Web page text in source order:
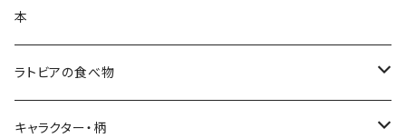
白樺ブローチ
BALTU ROTAS
ピアス
ラトビアのミトンピアス／イヤリング
白樺コースター
白樺ティーマット
キッチン雑貨
本
ラトビアの食べ物
手摘みハーブティー
キャラクター・柄